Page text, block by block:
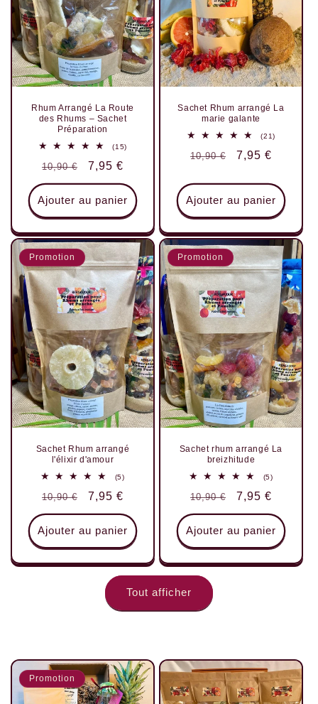
Rhum Arrangé La Route
des Rhums – Sachet
Préparation
(15)
Prix
habituel
10,90 €
Prix
promotionnel
7,95 €
Ajouter au panier
Sachet Rhum arrangé La
marie galante
(21)
Prix
10,90 €
Prix
7,95 €
Ajouter au panier
Promotion
Sachet Rhum arrangé
l'élixir d'amour
(5)5
Prix
habituel
10,90 €
Prix
promotionnel
7,95 €
Ajouter au panier
Promotion
Sachet rhum arrangé La
breizhitude
(5)5
Prix
habituel
10,90 €
Prix
promotionnel
7,95 €
Ajouter au panier
Tout afficher
Promotion